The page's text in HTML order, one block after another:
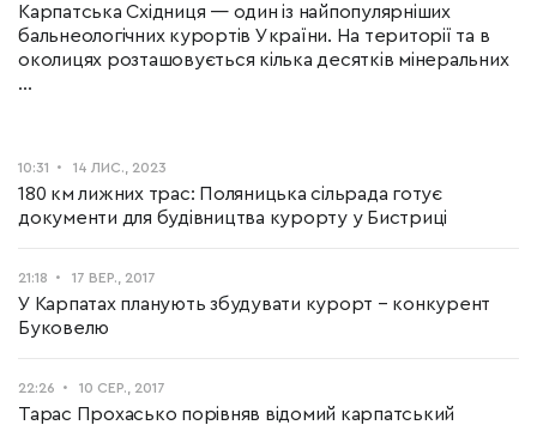
Карпатська Східниця — один із найпопулярніших
бальнеологічних курортів України. На території та в
околицях розташовується кілька десятків мінеральних
...
10:31 14 ЛИС., 2023
180 км лижних трас: Поляницька сільрада готує
документи для будівництва курорту у Бистриці
21:18 17 ВЕР., 2017
У Карпатах планують збудувати курорт – конкурент
Буковелю
22:26 10 СЕР., 2017
Тарас Прохасько порівняв відомий карпатський